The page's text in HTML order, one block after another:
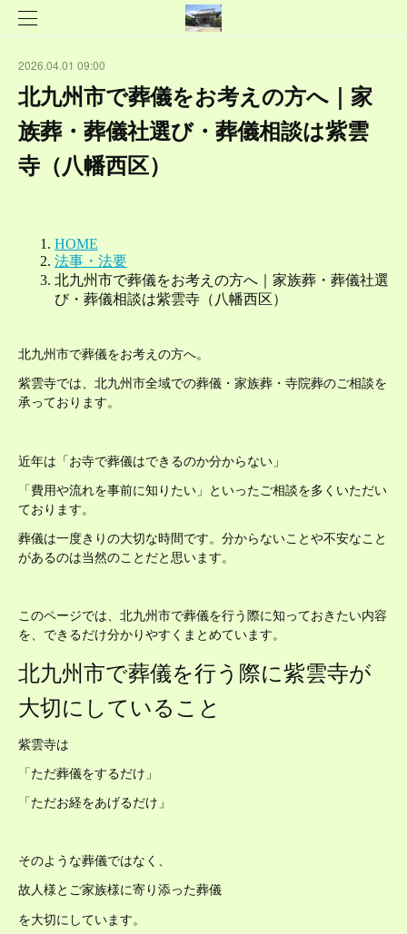
2026.04.01 09:00
北九州市で葬儀をお考えの方へ｜家
族葬・葬儀社選び・葬儀相談は紫雲
寺（八幡西区）
北九州市で葬儀をお考えの方へ。
紫雲寺では、北九州市全域での葬儀・家族葬・寺院葬のご相談を
承っております。
近年は「お寺で葬儀はできるのか分からない」
「費用や流れを事前に知りたい」といったご相談を多くいただい
ております。
葬儀は一度きりの大切な時間です。分からないことや不安なこと
があるのは当然のことだと思います。
このページでは、北九州市で葬儀を行う際に知っておきたい内容
を、できるだけ分かりやすくまとめています。
北九州市で葬儀を行う際に紫雲寺が
大切にしていること
紫雲寺は
「ただ葬儀をするだけ」
「ただお経をあげるだけ」
そのような葬儀ではなく、
故人様とご家族様に寄り添った葬儀
を大切にしています。